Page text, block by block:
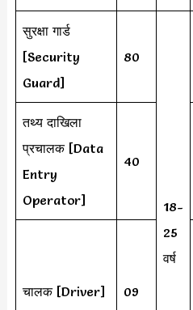
सुरक्षा गार्ड
[Security
Guard]
80
18-
25
वर्ष
तथ्य दाखिला
प्रचालक [Data
Entry
Operator]
40
चालक [Driver] 09